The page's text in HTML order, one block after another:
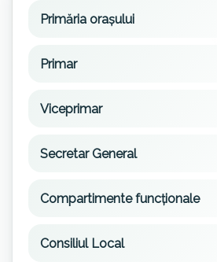
Primăria orașului
Primar
Viceprimar
Secretar General
Compartimente funcționale
Consiliul Local